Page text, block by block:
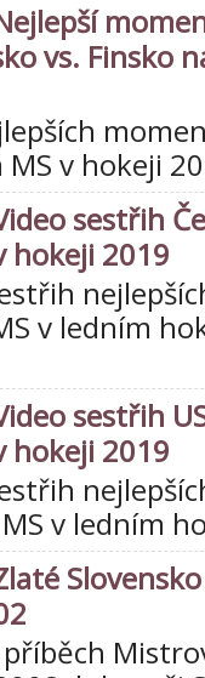
vs. Finsko
MS v hokeji
sestřih
hokeji 2019
v ledním
sestřih
hokeji 2019
v ledním